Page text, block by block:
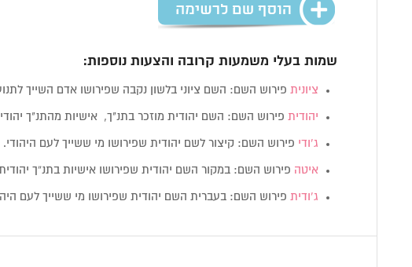
שמות בעלי משמעות קרובה והצעות נוספות:
ציונית פירוש השם: השם ציוני בלשון נקבה שפירושו אדם השייך
יהודית פירוש השם: השם יהודית מוזכר בתנ"ך, אישיות מהתנ"ך
ג’ודי פירוש השם: קיצור לשם יהודית שפירושו מי ששייך לעם
איטה פירוש השם: במקור השם יהודית שפירושו אישיות בתנ”ך
ג’ודית פירוש השם: בעברית השם יהודית שפירושו מי ששייך לעם